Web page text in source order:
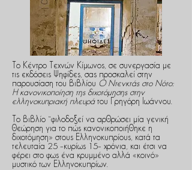
Το Κέντρο Τεχνών Κίμωνος, σε συνεργασία με
τις εκδόσεις Ψηφίδες, σας προσκαλεί στην
παρουσίαση του βιβλίου Ο Ντενκτάς στο Νότο:
Η κανονικοποίηση της διχοτόμησης στην
ελληνοκυπριακή πλευράτου Γρηγόρη Ιωάννου.
Το βιβλίο “φιλοδοξεί να αρθρώσει μία γενική
θεώρηση για το πώς κανονικοποιήθη­κε η
διχοτόμηση» στους Ελληνοκυπρίους, κατά τα
τελευταία 25 –κυρίως 15– χρόνια, και έτσι να
φέρει στο φως ένα κρυμμένο αλλά «κοινό»
μυστικό των Ελληνοκυπρίων.